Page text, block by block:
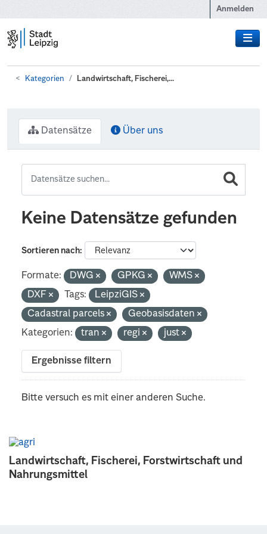
Anmelden
Kategorien Landwirtschaft, Fischerei,...
Landwirtschaft, Fischerei, Forstwirtschaft und
Nahrungsmittel
Datensätze Über uns
Keine Datensätze gefunden
Sortieren nach
Formate: DWG GPKG
WMS
DXF
Tags:
LeipziGIS
Cadastral parcels
Geobasisdaten
Kategorien:
tran regi just
Ergebnisse filtern
Bitte versuch es mit einer anderen Suche.